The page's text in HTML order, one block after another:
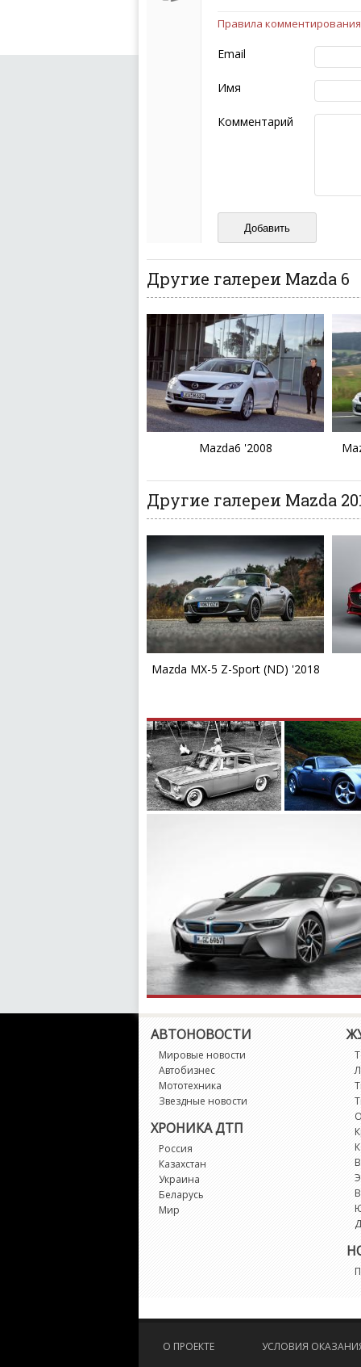
Чтобы ваш комментарий
следующих правил:
Комментарий не
эмоциональных
Не стоит
Пожалуйста, не
также призывы к
Не размещайте
И запаситесь терпением,
ваш отзыв может
Правила комментирования
Email
Имя
Комментарий
Другие галереи Mazda 6
Mazda6 '2008
Другие галереи Mazda
Mazda MX-5 Z-Sport (ND) '2018
АВТОНОВОСТИ
Мировые новости
Автобизнес
Мототехника
Звездные новости
ХРОНИКА ДТП
Россия
Казахстан
Украина
Беларусь
Мир
О ПРОЕКТЕ УСЛОВИЯ